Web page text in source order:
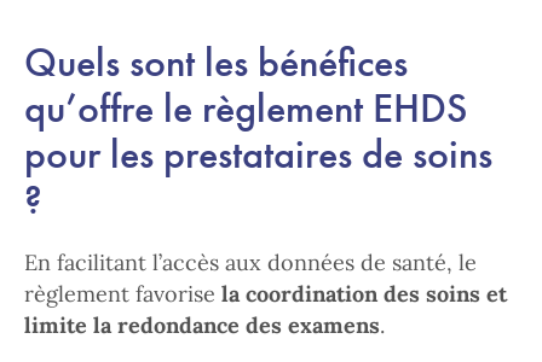
Quels sont les bénéfices
qu’offre le règlement EHDS
pour les prestataires de soins
?
En facilitant l’accès aux données de santé, le
règlement favorise la coordination des soins et
limite la redondance des examens.